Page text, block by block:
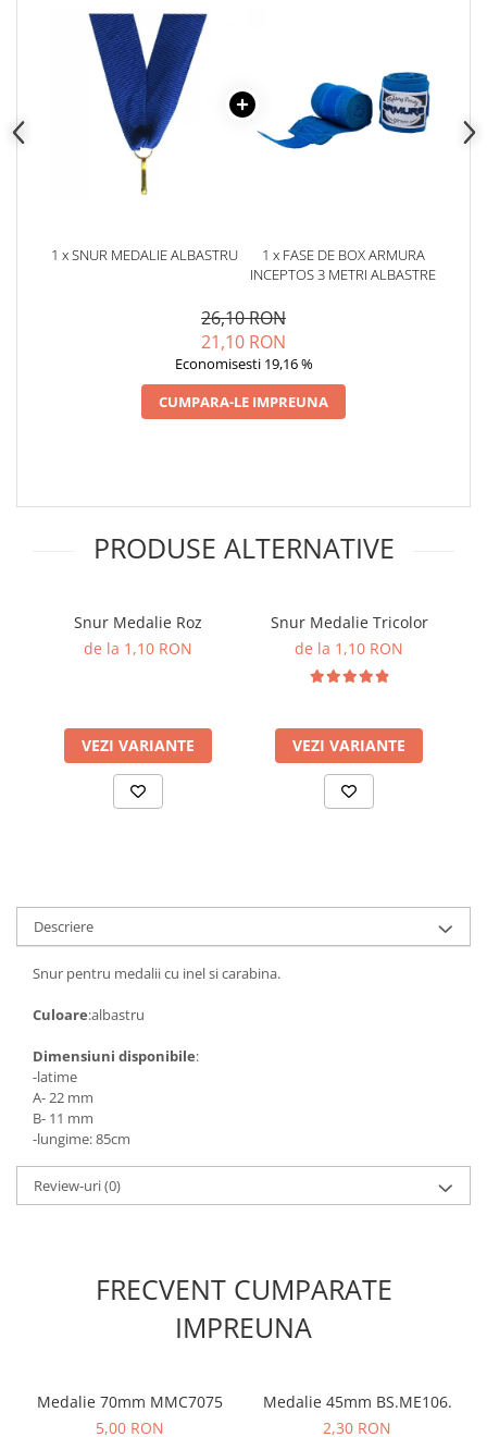
1 x SNUR MEDALIE ALBASTRU
1 x FASE DE BOX ARMURA
INCEPTOS 3 METRI ALBASTRE
26,10 RON
21,10 RON
Economisesti 19,16 %
CUMPARA-LE IMPREUNA
PRODUSE ALTERNATIVE
Snur Medalie Roz
de la 1,10 RON
VEZI VARIANTE
Snur Medalie Tricolor
de la 1,10 RON
VEZI VARIANTE
Descriere
Snur pentru medalii cu inel si carabina.
Culoare:albastru
Dimensiuni disponibile:
-latime
A- 22 mm
B- 11 mm
-lungime: 85cm
Review-uri(0)
FRECVENT CUMPARATE
IMPREUNA
Medalie 70mm MMC7075
5,00 RON
Medalie 45mm BS.ME106.
2,30 RON